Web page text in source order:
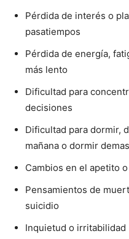
Pérdida de interés o
pasatiempos
Pérdida de energía,
más lento
Dificultad para
decisiones
Dificultad para dormir,
mañana o dormir
Cambios en el apetito
Pensamientos de
suicidio
Inquietud o irritabilidad